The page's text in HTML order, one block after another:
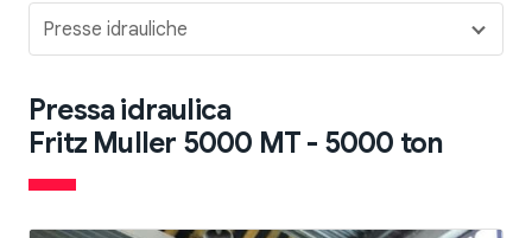
Presse idrauliche
Pressa idraulica
Fritz Muller 5000 MT - 5000 ton